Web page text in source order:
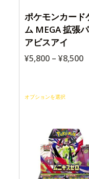
ポケモンカード
ム MEGA 拡張
アビスアイ
¥5,800– ¥8,500
オプションを選択